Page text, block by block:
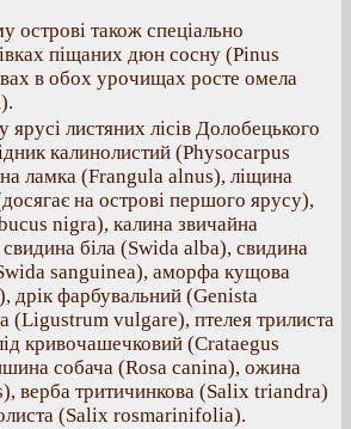
острові також спеціально
піщаних дюн сосну (Pinus
в обох урочищах росте омела
листяних лісів Долобецького
калинолистий (Physocarpus
ламка (Frangula alnus), ліщина
на острові першого ярусу),
nigra), калина звичайна
біла (Swida alba), свидина
sanguinea), аморфа кущова
дрік фарбувальний (Genista
vulgare), птелея трилиста
кривочашечковий (Crataegus
собача (Rosa canina), ожина
верба тритичинкова (Salix triandra)
(Salix rosmarinifolia).